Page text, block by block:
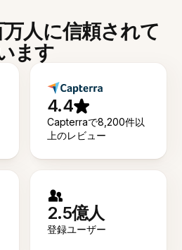
人に信頼されて
ます
4.4
Capterraで8,200件以
上のレビュー
2.5億人
登録ユーザー